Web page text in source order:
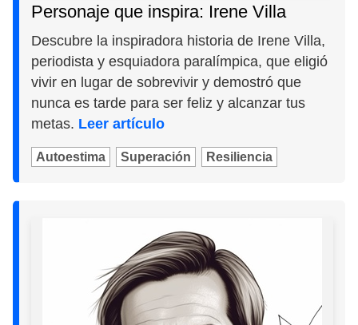
Personaje que inspira: Irene Villa
Descubre la inspiradora historia de Irene Villa,
periodista y esquiadora paralímpica, que eligió
vivir en lugar de sobrevivir y demostró que
nunca es tarde para ser feliz y alcanzar tus
metas. Leer artículo
Autoestima Superación Resiliencia